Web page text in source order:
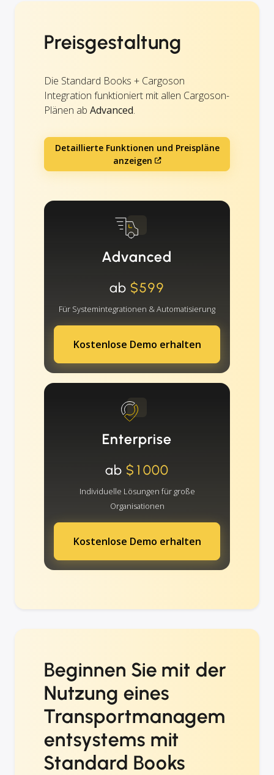
Preisgestaltung
Die Standard Books + Cargoson
Integration funktioniert mit allen Cargoson-
Plänen ab Advanced.
Detaillierte Funktionen und Preispläne
anzeigen
Advanced
ab$599
Für Systemintegrationen & Automatisierung
Kostenlose Demo erhalten
Enterprise
ab$1000
Individuelle Lösungen für große
Organisationen
Kostenlose Demo erhalten
Beginnen Sie mit der
Nutzung eines
Transportmanagem
entsystems mit
Standard Books